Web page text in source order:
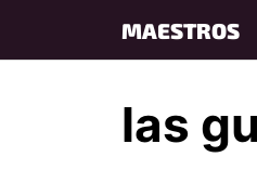
content
MAESTROS
las